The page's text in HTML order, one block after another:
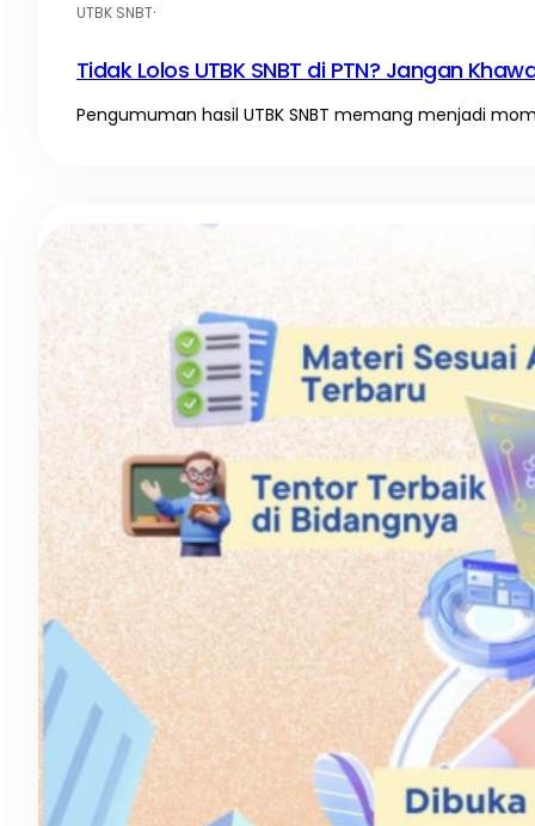
UTBK SNBT·
Tidak Lolos UTBK SNBT di PTN? Jangan
Pengumuman hasil UTBK SNBT memang menjadi